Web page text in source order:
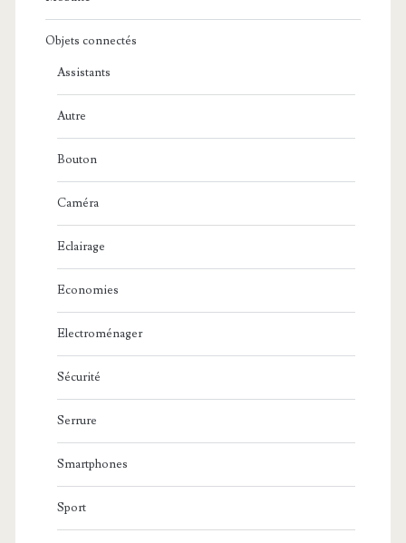
Objets connectés
Assistants
Autre
Bouton
Caméra
Eclairage
Economies
Electroménager
Sécurité
Serrure
Smartphones
Sport